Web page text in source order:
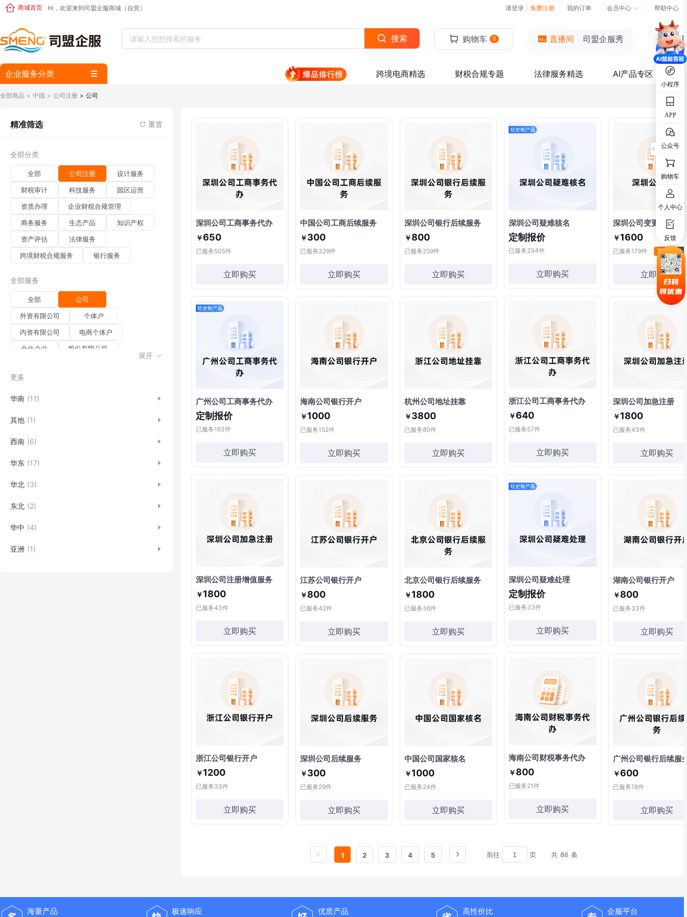
商城首页 Hi，欢迎来到司盟企服商城（自营） 请登录 免费注册 我的订单 会员中心 帮助中心
小程序
APP
公众号
购物车
个人中心
反馈
扫码
领优惠
搜索 购物车 0 直播间 司盟企服秀
企业服务分类 跨境电商精选 财税合规专题 法律服务精选 AI产品专区
全部商品 > 中国 > 公司注册 > 公司
精准筛选 重置
全部分类
全部 公司注册
设计服务
财税审计
科技服务
园区运营
资质办理
企业财税合规管理
商务服务
生态产品
知识产权
资产评估
法律服务
跨境财税合规服务
银行服务
全部服务
全部
公司
外资有限公司
个体户
内资有限公司
电商个体户
合伙企业
股份有限公司
地址挂靠
展开
更多
华南 (11)
其他 (1)
西南 (6)
华东 (17)
华北 (3)
东北 (2)
华中 (4)
亚洲 (1)
深圳公司工商事务代办
￥650
已服务505件
立即购买
中国公司工商后续服务
￥300
已服务329件
立即购买
深圳公司银行后续服务
￥800
已服务259件
立即购买
深圳公司疑难核名
定制报价
已服务234件
立即购买
深圳公司变更
￥1600
已服务179件 直降 会
立即购买
广州公司工商事务代办
定制报价
已服务163件
立即购买
海南公司银行开户
￥1000
已服务152件
立即购买
杭州公司地址挂靠
￥3800
已服务80件
立即购买
浙江公司工商事务代办
￥640
已服务57件
立即购买
深圳公司加急注册
￥1800
已服务43件
立即购买
深圳公司注册增值服务
￥1800
已服务43件
立即购买
江苏公司银行开户
￥800
已服务42件
立即购买
北京公司银行后续服务
￥1800
已服务36件
立即购买
深圳公司疑难处理
定制报价
已服务33件
立即购买
湖南公司银行开户
￥800
已服务33件
立即购买
浙江公司银行开户
￥1200
已服务33件
立即购买
深圳公司后续服务
￥300
已服务29件
立即购买
中国公司国家核名
￥1000
已服务24件
立即购买
海南公司财税事务代办
￥800
已服务21件
立即购买
广州公司银行后续服
￥600
已服务18件
立即购买
1 2 3 4 5 前往 页 共 86 条
海量产品 极速响应 优质产品 高性价比 企服平台